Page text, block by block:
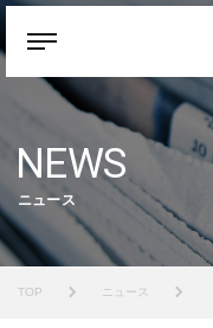
NEWS
ニュース
TOP ニュース